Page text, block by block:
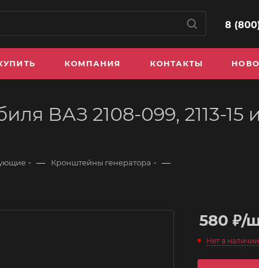
8
КОМПАНИЯ КОНТАКТЫ
ВАЗ 2108-099, 2113-15
— Кронштейны генератора —
580 ₽/
Нет в наличии